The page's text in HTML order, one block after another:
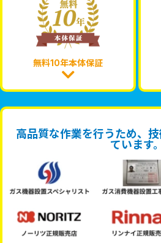
無料10年本体保証
高品質な作業を行うため、
ています。